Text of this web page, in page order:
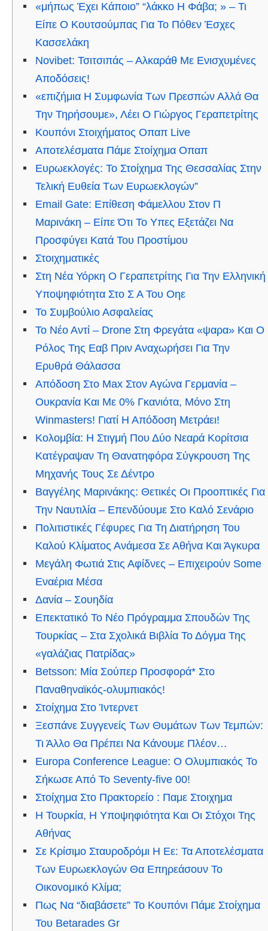
«μήπως Έχει Κάποιο” “λάκκο Η Φάβα; » – Τι
Είπε Ο Κουτσούμπας Για Το Πόθεν Έσχες
Κασσελάκη
Novibet: Τσιτσιπάς – Αλκαράθ Με Ενισχυμένες
Αποδόσεις!
«επιζήμια Η Συμφωνία Των Πρεσπών Αλλά Θα
Την Τηρήσουμε», Λέει Ο Γιώργος Γεραπετρίτης
Κουπόνι Στοιχήματος Οπαπ Live
Αποτελέσματα Πάμε Στοίχημα Οπαπ
Ευρωεκλογές: Το Στοίχημα Της Θεσσαλίας Στην
Τελική Ευθεία Των Ευρωεκλογών”
Email Gate: Επίθεση Φάμελλου Στον Π
Μαρινάκη – Είπε Ότι Το Υπες Εξετάζει Να
Προσφύγει Κατά Του Προστίμου
Στοιχηματικές
Στη Νέα Υόρκη Ο Γεραπετρίτης Για Την Ελληνική
Υποψηφιότητα Στο Σ Α Του Οηε
Το Συμβούλιο Ασφαλείας
Το Νέο Αντί – Drone Στη Φρεγάτα «ψαρα» Και Ο
Ρόλος Της Εαβ Πριν Αναχωρήσει Για Την
Ερυθρά Θάλασσα
Απόδοση Στο Μax Στον Αγώνα Γερμανία –
Ουκρανία Και Με 0% Γκανιότα, Μόνο Στη
Winmasters! Γιατί Η Απόδοση Μετράει!
Κολομβία: Η Στιγμή Που Δύο Νεαρά Κορίτσια
Κατέγραψαν Τη Θανατηφόρα Σύγκρουση Της
Μηχανής Τους Σε Δέντρο
Βαγγέλης Μαρινάκης: Θετικές Οι Προοπτικές Για
Την Ναυτιλία – Επενδύουμε Στο Καλό Σενάριο
Πολιτιστικές Γέφυρες Για Τη Διατήρηση Του
Καλού Κλίματος Ανάμεσα Σε Αθήνα Και Άγκυρα
Μεγάλη Φωτιά Στις Αφίδνες – Επιχειρούν Some
Εναέρια Μέσα
Δανία – Σουηδία
Επεκτατικό Το Νέο Πρόγραμμα Σπουδών Της
Τουρκίας – Στα Σχολικά Βιβλία Το Δόγμα Της
«γαλάζιας Πατρίδας»
Betsson: Μία Σούπερ Προσφορά* Στο
Παναθηναϊκός-ολυμπιακός!
Στοίχημα Στο Ίντερνετ
Ξεσπάνε Συγγενείς Των Θυμάτων Των Τεμπών:
Τι Άλλο Θα Πρέπει Να Κάνουμε Πλέον…
Europa Conference League: Ο Ολυμπιακός Το
Σήκωσε Από Το Seventy-five 00!
Στοίχημα Στο Πρακτορείο : Παμε Στοιχημα
Η Τουρκία, Η Υποψηφιότητα Και Οι Στόχοι Της
Αθήνας
Σε Κρίσιμο Σταυροδρόμι Η Εε: Τα Αποτελέσματα
Των Ευρωεκλογών Θα Επηρεάσουν Το
Οικονομικό Κλίμα;
Πως Να “διαβάσετε” Το Κουπόνι Πάμε Στοίχημα
Του Betarades Gr